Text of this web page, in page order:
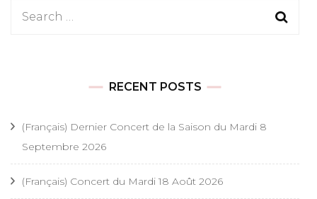
Search
RECENT POSTS
(Français) Dernier Concert de la Saison du Mardi 8
Septembre 2026
(Français) Concert du Mardi 18 Août 2026